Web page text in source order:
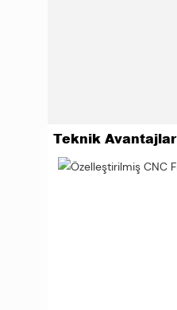
Teknik Avantajlar